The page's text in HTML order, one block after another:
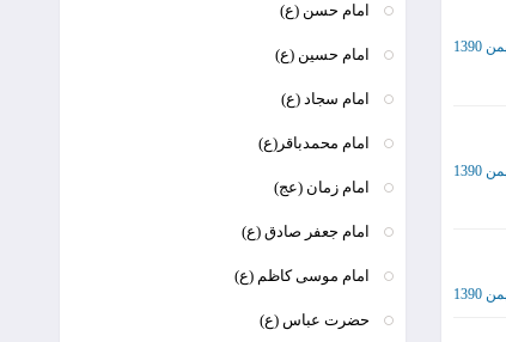
امام حسن (ع)
امام حسین (ع)
امام سجاد (ع)
امام محمدباقر(ع)
امام زمان (عج)
امام جعفر صادق (ع)
امام موسی کاظم (ع)
حضرت عباس (ع)